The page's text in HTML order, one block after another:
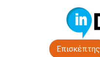
Επισκέπτης